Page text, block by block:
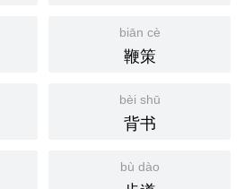
biān cè
鞭策
bèi shū
背书
bù dào